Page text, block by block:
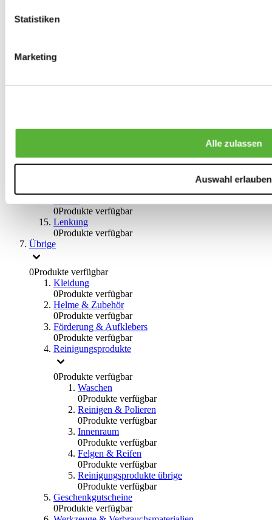
Statistiken
Marketing
Alle zulassen
Auswahl erlauben
Handbremsen
0Produkte verfügbar
0Produkte verfügbar
Lenkung
0Produkte verfügbar
Übrige
0Produkte verfügbar
Kleidung
0Produkte verfügbar
Helme & Zubehör
0Produkte verfügbar
Förderung & Aufklebers
0Produkte verfügbar
Reinigungsprodukte
0Produkte verfügbar
Waschen
0Produkte verfügbar
Reinigen & Polieren
0Produkte verfügbar
Innenraum
0Produkte verfügbar
Felgen & Reifen
0Produkte verfügbar
Reinigungsprodukte übrige
0Produkte verfügbar
Geschenkgutscheine
0Produkte verfügbar